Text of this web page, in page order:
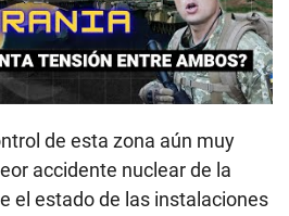
de esta zona aún muy
accidente nuclear de la
el estado de las instalaciones